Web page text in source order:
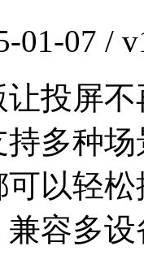
01-07 /
投屏
多种
以轻
容多